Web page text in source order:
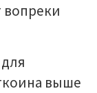
вопреки
выше